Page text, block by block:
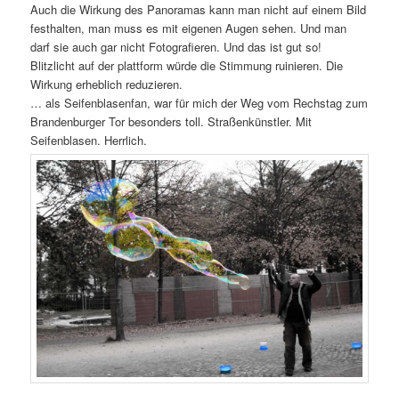
Auch die Wirkung des Panoramas kann man nicht auf einem Bild
festhalten, man muss es mit eigenen Augen sehen. Und man
darf sie auch gar nicht Fotografieren. Und das ist gut so!
Blitzlicht auf der plattform würde die Stimmung ruinieren. Die
Wirkung erheblich reduzieren.
… als Seifenblasenfan, war für mich der Weg vom Rechstag zum
Brandenburger Tor besonders toll. Straßenkünstler. Mit
Seifenblasen. Herrlich.